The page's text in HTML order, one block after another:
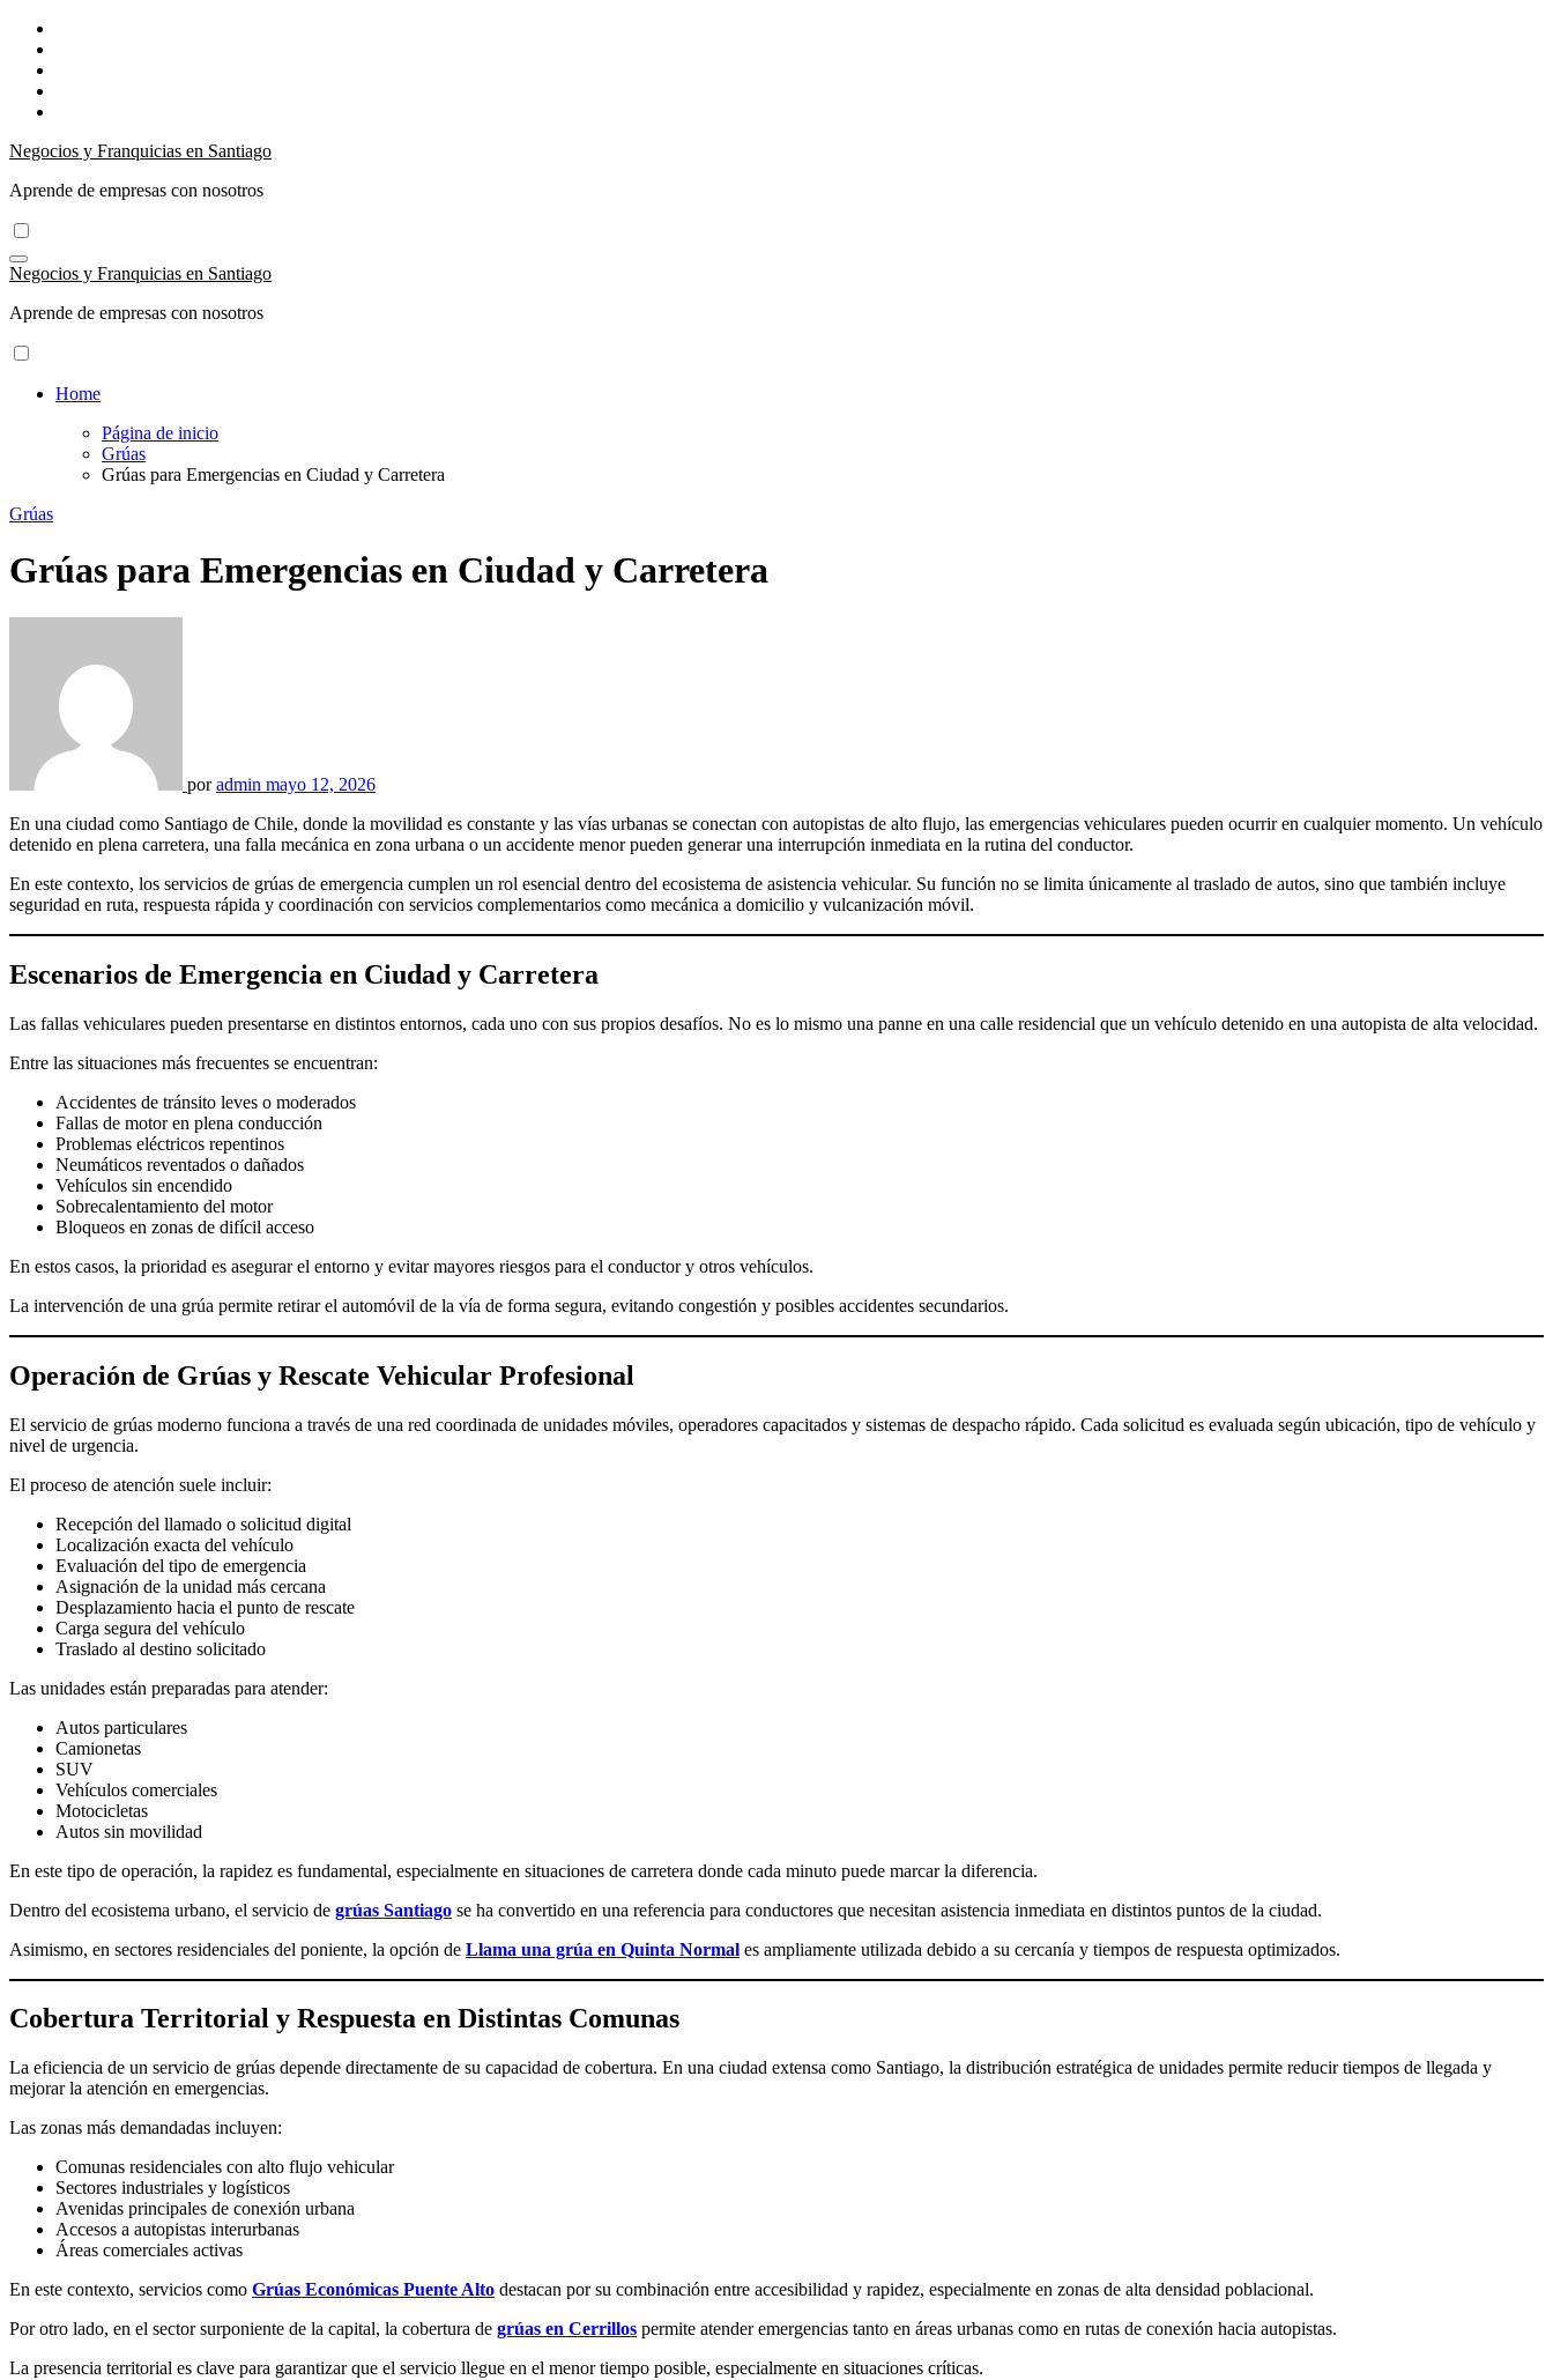
contenido
Negocios y Franquicias en Santiago
Aprende de empresas con nosotros
Negocios y Franquicias en Santiago
Aprende de empresas con nosotros
Home
Página de inicio
Grúas
Grúas para Emergencias en Ciudad y Carretera
Grúas
Grúas para Emergencias en Ciudad y Carretera
poradmin mayo 12, 2026
En una ciudad como Santiago de Chile, donde la movilidad es constante y las vías urbanas se conectan con autopistas de alto flujo, las emergencias vehiculares pueden ocurrir en cualquier momento. Un vehículo
detenido en plena carretera, una falla mecánica en zona urbana o un accidente menor pueden generar una interrupción inmediata en la rutina del conductor.
En este contexto, los servicios de grúas de emergencia cumplen un rol esencial dentro del ecosistema de asistencia vehicular. Su función no se limita únicamente al traslado de autos, sino que también incluye
seguridad en ruta, respuesta rápida y coordinación con servicios complementarios como mecánica a domicilio y vulcanización móvil.
Escenarios de Emergencia en Ciudad y Carretera
Las fallas vehiculares pueden presentarse en distintos entornos, cada uno con sus propios desafíos. No es lo mismo una panne en una calle residencial que un vehículo detenido en una autopista de alta velocidad.
Entre las situaciones más frecuentes se encuentran:
Accidentes de tránsito leves o moderados
Fallas de motor en plena conducción
Problemas eléctricos repentinos
Neumáticos reventados o dañados
Vehículos sin encendido
Sobrecalentamiento del motor
Bloqueos en zonas de difícil acceso
En estos casos, la prioridad es asegurar el entorno y evitar mayores riesgos para el conductor y otros vehículos.
La intervención de una grúa permite retirar el automóvil de la vía de forma segura, evitando congestión y posibles accidentes secundarios.
Operación de Grúas y Rescate Vehicular Profesional
El servicio de grúas moderno funciona a través de una red coordinada de unidades móviles, operadores capacitados y sistemas de despacho rápido. Cada solicitud es evaluada según ubicación, tipo de vehículo y
nivel de urgencia.
El proceso de atención suele incluir:
Recepción del llamado o solicitud digital
Localización exacta del vehículo
Evaluación del tipo de emergencia
Asignación de la unidad más cercana
Desplazamiento hacia el punto de rescate
Carga segura del vehículo
Traslado al destino solicitado
Las unidades están preparadas para atender:
Autos particulares
Camionetas
SUV
Vehículos comerciales
Motocicletas
Autos sin movilidad
En este tipo de operación, la rapidez es fundamental, especialmente en situaciones de carretera donde cada minuto puede marcar la diferencia.
Dentro del ecosistema urbano, el servicio de grúas Santiago se ha convertido en una referencia para conductores que necesitan asistencia inmediata en distintos puntos de la ciudad.
Asimismo, en sectores residenciales del poniente, la opción de Llama una grúa en Quinta Normal es ampliamente utilizada debido a su cercanía y tiempos de respuesta optimizados.
Cobertura Territorial y Respuesta en Distintas Comunas
La eficiencia de un servicio de grúas depende directamente de su capacidad de cobertura. En una ciudad extensa como Santiago, la distribución estratégica de unidades permite reducir tiempos de llegada y
mejorar la atención en emergencias.
Las zonas más demandadas incluyen:
Comunas residenciales con alto flujo vehicular
Sectores industriales y logísticos
Avenidas principales de conexión urbana
Accesos a autopistas interurbanas
Áreas comerciales activas
En este contexto, servicios como Grúas Económicas Puente Alto destacan por su combinación entre accesibilidad y rapidez, especialmente en zonas de alta densidad poblacional.
Por otro lado, en el sector surponiente de la capital, la cobertura de grúas en Cerrillos permite atender emergencias tanto en áreas urbanas como en rutas de conexión hacia autopistas.
La presencia territorial es clave para garantizar que el servicio llegue en el menor tiempo posible, especialmente en situaciones críticas.